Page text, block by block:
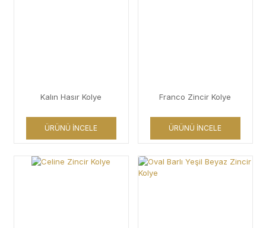
Kalın Hasır Kolye
ÜRÜNÜ İNCELE
Franco Zincir Kolye
ÜRÜNÜ İNCELE